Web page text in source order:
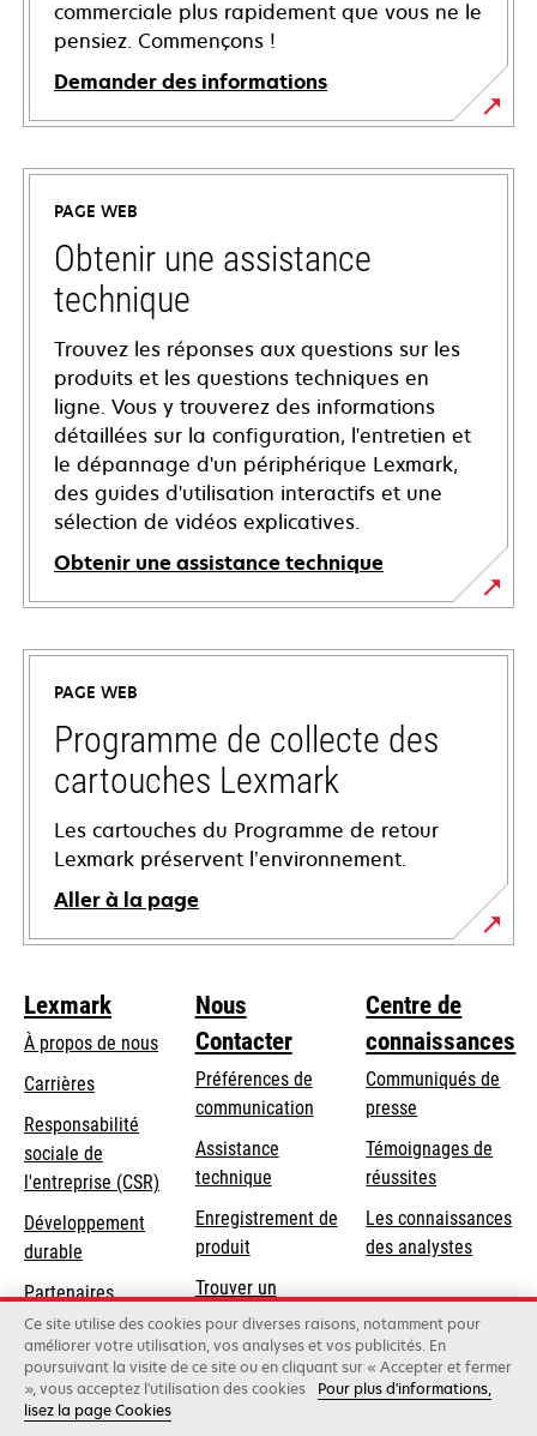
commerciale plus rapidement que vous ne le
pensiez. Commençons !
Demander des informations
PAGE WEB
Obtenir une assistance
technique
Trouvez les réponses aux questions sur les
produits et les questions techniques en
ligne. Vous y trouverez des informations
détaillées sur la configuration, l'entretien et
le dépannage d'un périphérique Lexmark,
des guides d'utilisation interactifs et une
sélection de vidéos explicatives.
Obtenir une assistance technique
s’ouvre
dans
nouvel
onglet
PAGE WEB
Programme de collecte des
cartouches Lexmark
Les cartouches du Programme de retour
Lexmark préservent l’environnement.
Aller à la page
Lexmark
À propos de nous
Carrières
s’ouvre
dans
un
nouvel
onglet
Responsabilité
sociale de
l'entreprise (CSR) s’ouvre
onglet
Développement
durable
Partenaires
Lexmark
Nous
Contacter
Préférences de
communication
s’ouvre
dans
un
nouvel
onglet
Assistance
techniques’ouvre
un
onglet
Enregistrement de
produit
Trouver un
revendeur
Centre de
connaissances
Communiqués de
presse
Témoignages de
réussites
Les connaissances
des analystes
Lexmark International, Inc., une entreprise Xerox
©2026 Tous droits réservés.
Ce site utilise des cookies pour diverses raisons, notamment pour
améliorer votre utilisation, vos analyses et vos publicités. En
poursuivant la visite de ce site ou en cliquant sur « Accepter et fermer
», vous acceptez l'utilisation des cookies
Pour plus d'informations,
lisez la page Cookies